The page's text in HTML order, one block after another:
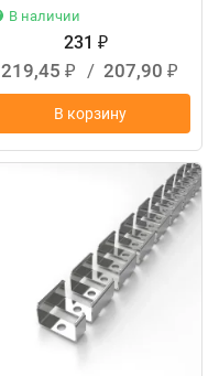
В наличии
231 ₽
219,45 ₽ / 207,90 ₽
В корзину